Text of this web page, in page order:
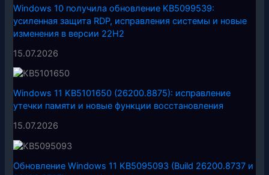
Windows 10 получила обновление KB5099539:
усиленная защита RDP, исправления системы и новые
изменения в версии 22H2
15.07.2026
Windows 11 KB5101650 (26200.8875): исправление
утечки памяти и новые функции восстановления
15.07.2026
Обновление Windows 11 KB5095093 (Build 26200.8737 и